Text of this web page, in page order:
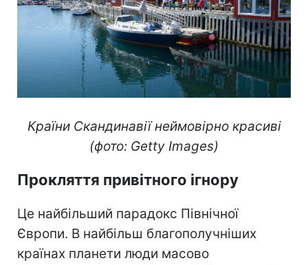
Країни Скандинавії неймовірно красиві
(фото: Getty Images)
Прокляття привітного ігнору
Це найбільший парадокс Північної
Європи. В найбільш благополучніших
країнах планети люди масово